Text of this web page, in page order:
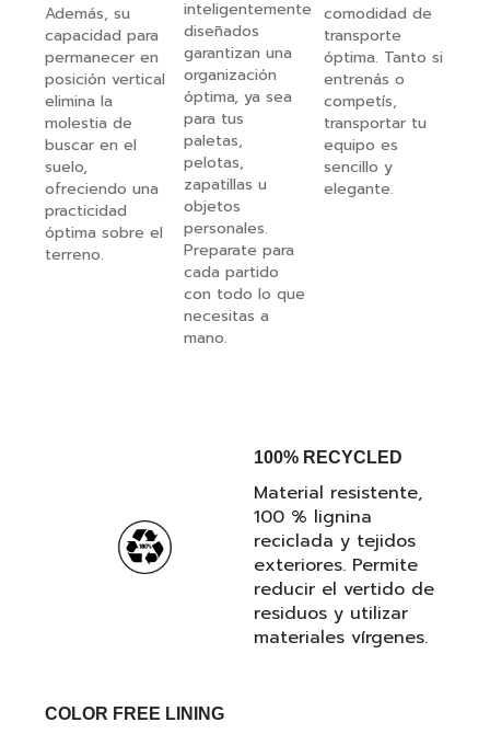
Además, su
capacidad para
permanecer en
posición vertical
elimina la
molestia de
buscar en el
suelo,
ofreciendo una
practicidad
óptima sobre el
terreno.
inteligentemente
diseñados
garantizan una
organización
óptima, ya sea
para tus
paletas,
pelotas,
zapatillas u
objetos
personales.
Preparate para
cada partido
con todo lo que
necesitas a
mano.
comodidad de
transporte
óptima. Tanto si
entrenás o
competís,
transportar tu
equipo es
sencillo y
elegante.
100% RECYCLED
Material resistente,
100 % lignina
reciclada y tejidos
exteriores. Permite
reducir el vertido de
residuos y utilizar
materiales vírgenes.
COLOR FREE LINING